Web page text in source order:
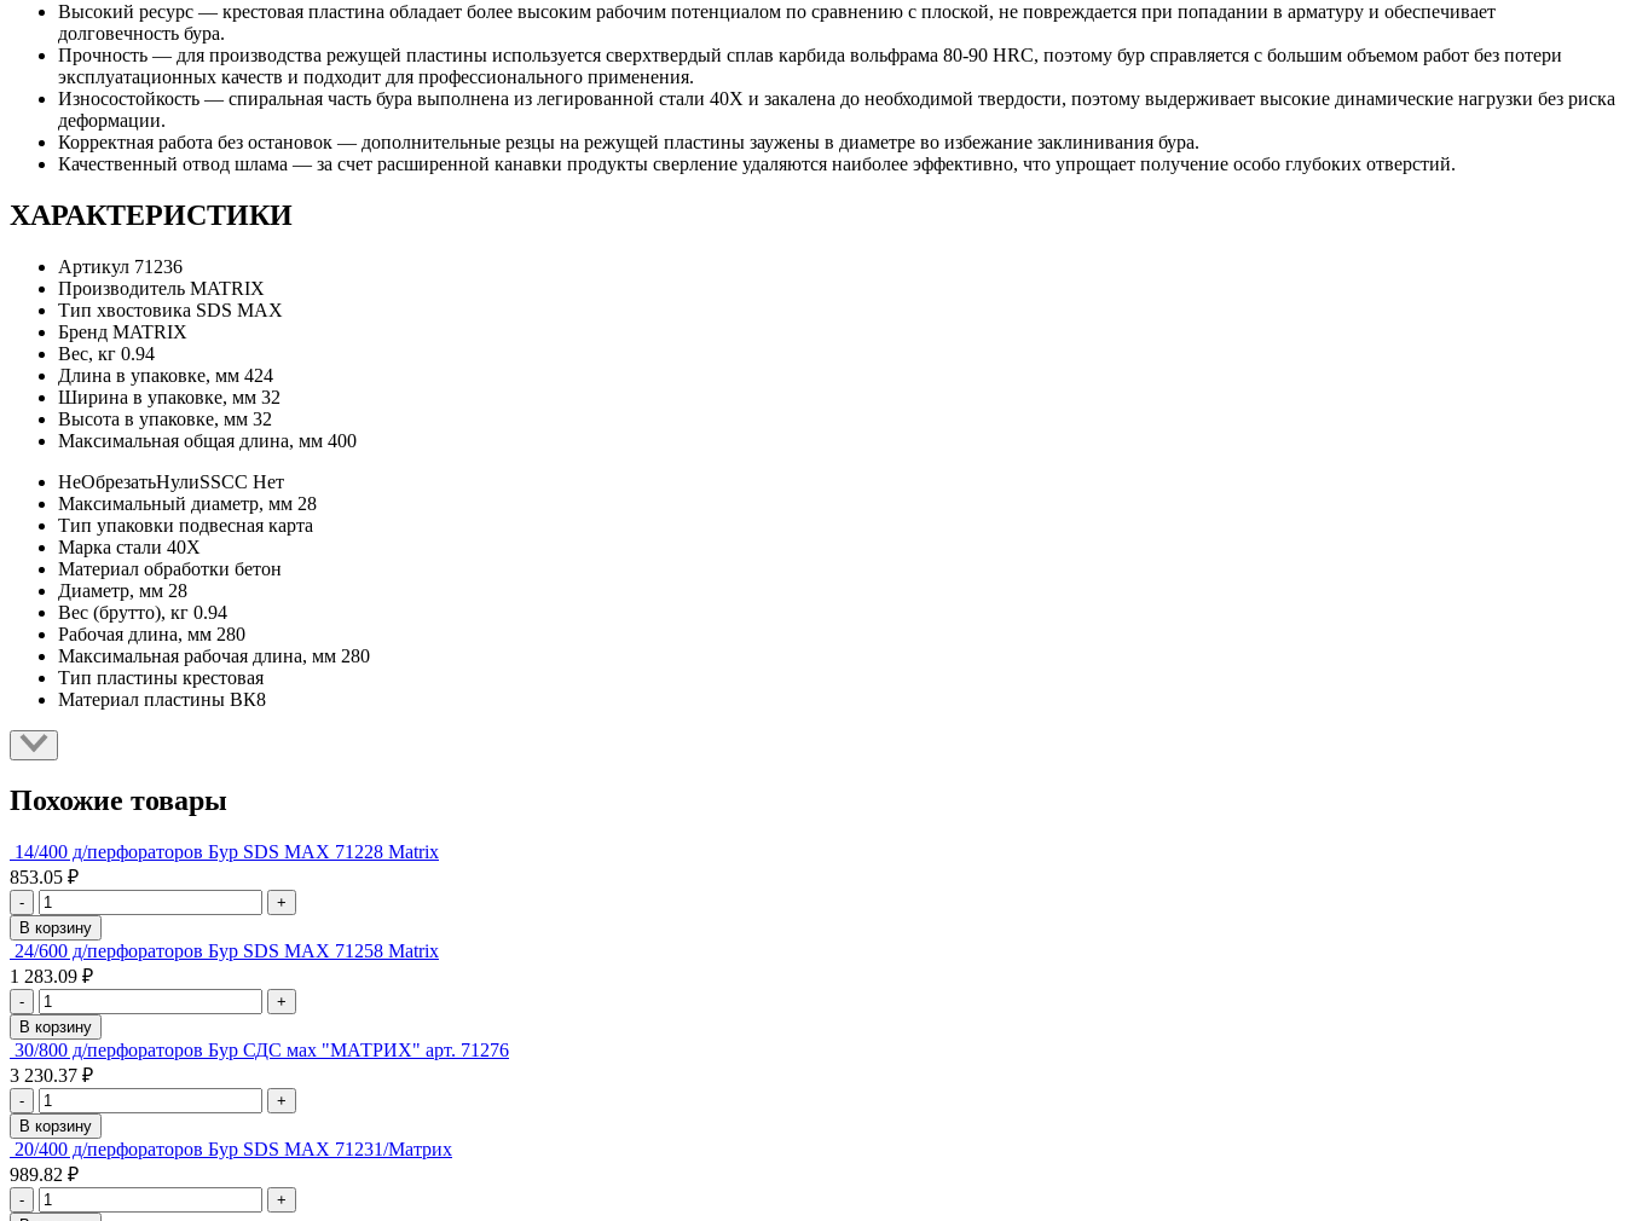
Высокий ресурс — крестовая пластина обладает более высоким рабочим потенциалом по сравнению с плоской, не повреждается при попадании в арматуру и обеспечивает
долговечность бура.
Прочность — для производства режущей пластины используется сверхтвердый сплав карбида вольфрама 80-90 HRC, поэтому бур справляется с большим объемом работ без потери
эксплуатационных качеств и подходит для профессионального применения.
Износостойкость — спиральная часть бура выполнена из легированной стали 40Х и закалена до необходимой твердости, поэтому выдерживает высокие динамические нагрузки без риска
деформации.
Корректная работа без остановок — дополнительные резцы на режущей пластины заужены в диаметре во избежание заклинивания бура.
Качественный отвод шлама — за счет расширенной канавки продукты сверление удаляются наиболее эффективно, что упрощает получение особо глубоких отверстий.
ХАРАКТЕРИСТИКИ
Артикул 71236
Производитель MATRIX
Тип хвостовика SDS MAX
Бренд MATRIX
Вес, кг 0.94
Длина в упаковке, мм 424
Ширина в упаковке, мм 32
Высота в упаковке, мм 32
Максимальная общая длина, мм 400
НеОбрезатьНулиSSCC Нет
Максимальный диаметр, мм 28
Тип упаковки подвесная карта
Марка стали 40Х
Материал обработки бетон
Диаметр, мм 28
Вес (брутто), кг 0.94
Рабочая длина, мм 280
Максимальная рабочая длина, мм 280
Тип пластины крестовая
Материал пластины ВК8
Похожие товары
14/400 д/перфораторов Бур SDS МАХ 71228 Matriх
853.05 ₽
-
+
В корзину
24/600 д/перфораторов Бур SDS МАХ 71258 Matriх
1 283.09 ₽
-
+
В корзину
30/800 д/перфораторов Бур СДС мах "МАТРИХ" арт. 71276
3 230.37 ₽
-
+
В корзину
20/400 д/перфораторов Бур SDS MAX 71231/Матрих
989.82 ₽
-
+